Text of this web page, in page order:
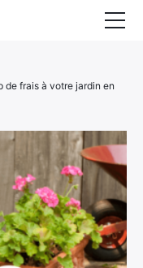
de frais à votre jardin en